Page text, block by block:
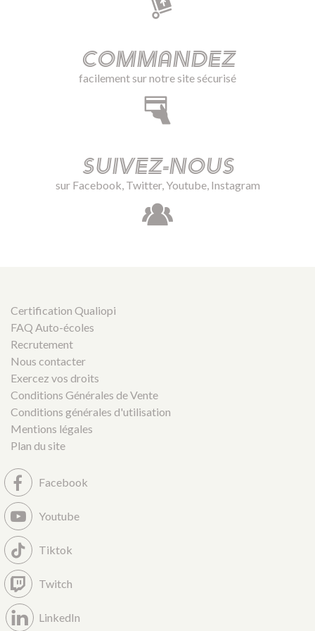
Commandez
facilement sur notre site sécurisé
Suivez-nous
sur Facebook, Twitter, Youtube, Instagram
Certification Qualiopi
FAQ Auto-écoles
Recrutement
Nous contacter
Exercez vos droits
Conditions Générales de Vente
Conditions générales d'utilisation
Mentions légales
Plan du site
Facebook
Youtube
Tiktok
Twitch
LinkedIn